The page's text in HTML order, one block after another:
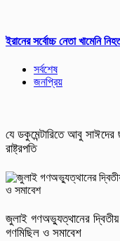
ইরানের সর্বোচ্চ নেতা খামেনি
সর্বশেষ
জনপ্রিয়
যে ডকুমেন্টারিতে আবু
রাষ্ট্রপতি
জুলাই গণঅভ্যুত্থানের দ্বিতীয়
গণমিছিল ও সমাবেশ